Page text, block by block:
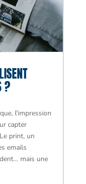
?
l'impression
capter
print, un
emails
mais une